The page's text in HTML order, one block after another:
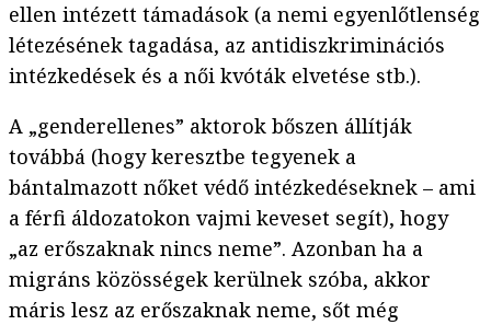
ellen intézett támadások (a nemi egyenlőtlenség
létezésének tagadása, az antidiszkriminációs
intézkedések és a női kvóták elvetése stb.).
A „genderellenes” aktorok bőszen állítják
továbbá (hogy keresztbe tegyenek a
bántalmazott nőket védő intézkedéseknek – ami
a férfi áldozatokon vajmi keveset segít), hogy
„az erőszaknak nincs neme”. Azonban ha a
migráns közösségek kerülnek szóba, akkor
máris lesz az erőszaknak neme, sőt még